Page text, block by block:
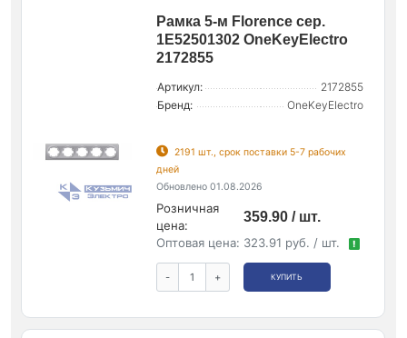
Рамка 5-м Florence сер.
1E52501302 OneKeyElectro
2172855
Артикул:
2172855
Бренд:
OneKeyElectro
2191 шт., срок поставки 5-7 рабочих
дней
Обновлено 01.08.2026
Розничная
цена:
359.90 / шт.
Оптовая цена: 323.91 руб. / шт. !
- + КУПИТЬ